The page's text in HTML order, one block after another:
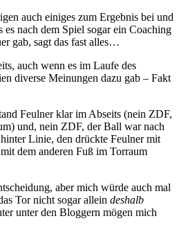
auch einiges zum Ergebnis bei und
es nach dem Spiel sogar ein Coaching
gab, sagt das fast alles…
auch wenn es im Laufe des
diverse Meinungen dazu gab – Fakt
Feulner klar im Abseits (nein ZDF,
und, nein ZDF, der Ball war nach
Linie, den drückte Feulner mit
dem anderen Fuß im Torraum
aber mich würde auch mal
Tor nicht sogar allein deshalb
unter den Bloggern mögen mich